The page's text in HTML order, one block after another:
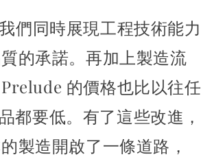
們同時展現工程技術能力
的承諾。再加上製造流
的價格也比以往任
都要低。 有了這些改進，
製造開啟了一條道路，